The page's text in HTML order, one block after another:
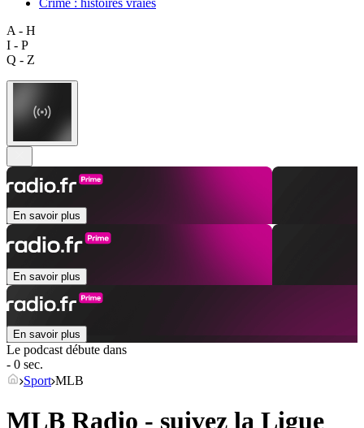
A - H
I - P
Q - Z
En savoir plus
En savoir plus
En savoir plus
Le podcast débute dans
- 0 sec.
Sport MLB
MLB Radio - suivez la Ligue